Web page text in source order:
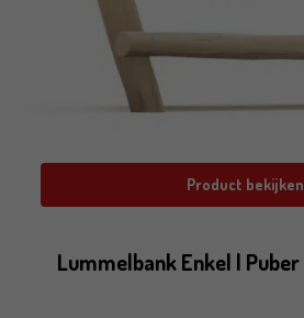
Product bekijken
Lummelbank Enkel | Puber